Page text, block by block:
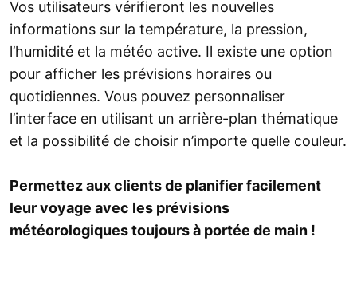
Vos utilisateurs vérifieront les nouvelles
informations sur la température, la pression,
l’humidité et la météo active. Il existe une option
pour afficher les prévisions horaires ou
quotidiennes. Vous pouvez personnaliser
l’interface en utilisant un arrière-plan thématique
et la possibilité de choisir n’importe quelle couleur.
Permettez aux clients de planifier facilement
leur voyage avec les prévisions
météorologiques toujours à portée de main !